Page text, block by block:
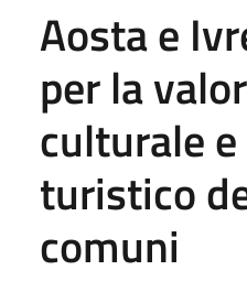
Aosta e
per la
culturale
turistico
comuni